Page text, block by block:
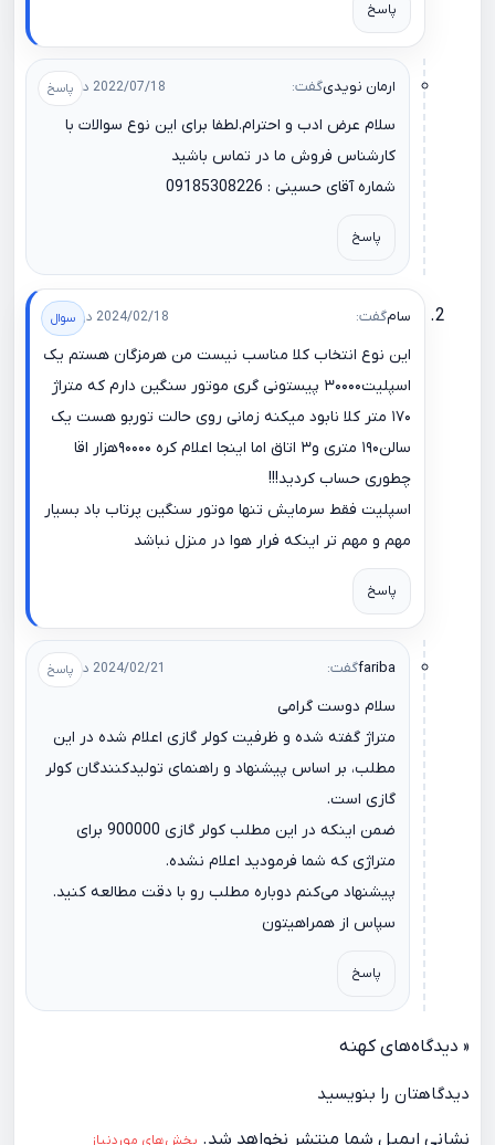
پاسخ
ارمان نویدیگفت: 2022/07/18 در 11:16
سلام عرض ادب و احترام.لطفا برای این نوع سوالات با
کارشناس فروش ما در تماس باشید
شماره آقای حسینی : 09185308226
پاسخ
سامگفت: 2024/02/18 در 14:25
این نوع انتخاب کلا مناسب نیست من هرمزگان هستم یک
اسپلیت۳۰۰۰۰ پیستونی گری موتور سنگین دارم که متراژ
۱۷۰ متر کلا نابود میکنه زمانی روی حالت توربو هست یک
سالن۱۹۰ متری و۳ اتاق اما اینجا اعلام کره ۹۰۰۰۰هزار اقا
چطوری حساب کردید!!!
اسپلیت فقط سرمایش تنها موتور سنگین پرتاب باد بسیار
مهم و مهم تر اینکه فرار هوا در منزل نباشد
پاسخ
faribaگفت: 2024/02/21 در 12:58
سلام دوست گرامی
متراژ گفته شده و ظرفیت کولر گازی اعلام شده در این
مطلب، بر اساس پیشنهاد و راهنمای تولیدکنندگان کولر
گازی است.
ضمن اینکه در این مطلب کولر گازی 900000 برای
متراژی که شما فرمودید اعلام نشده.
پیشنهاد می‌کنم دوباره مطلب رو با دقت مطالعه کنید.
سپاس از همراهیتون
پاسخ
« دیدگاه‌های کهنه
دیدگاهتان را بنویسید
نشانی ایمیل شما منتشر نخواهد شد. بخش‌های موردنیاز